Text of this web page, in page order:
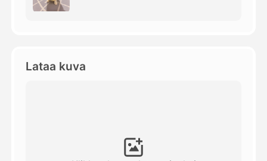
Muut työkalut
Lataa kuva